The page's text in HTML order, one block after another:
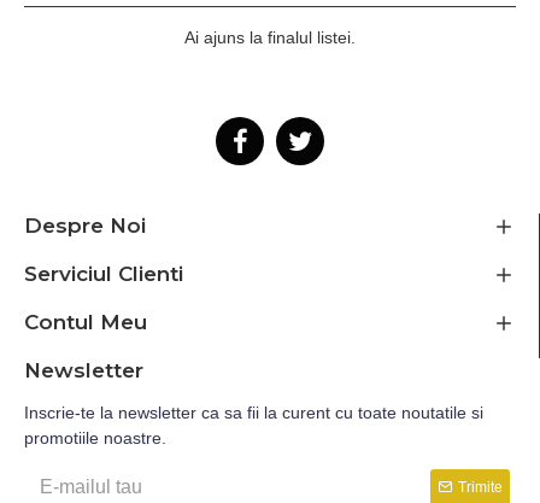
Ai ajuns la finalul listei.
Despre Noi
Serviciul Clienti
Contul Meu
Newsletter
Inscrie-te la newsletter ca sa fii la curent cu toate noutatile si
promotiile noastre.
Trimite